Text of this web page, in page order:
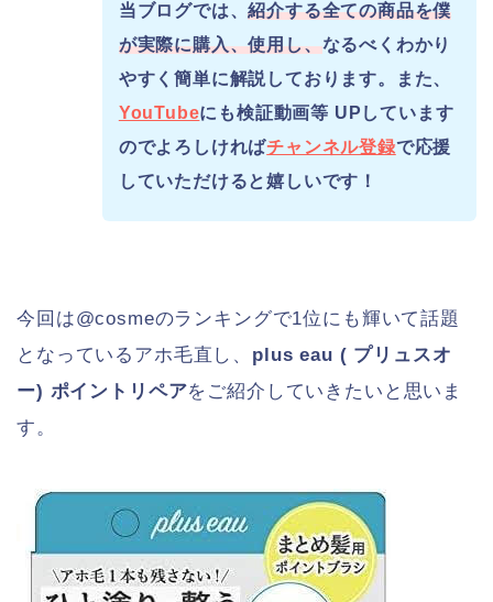
当ブログでは、紹介する全ての商品を僕
が実際に購入、使用し、なるべくわかり
やすく簡単に解説しております。また、
YouTubeにも検証動画等 UPしています
のでよろしければチャンネル登録で応援
していただけると嬉しいです！
今回は@cosmeのランキングで1位にも輝いて話題
となっているアホ毛直し、 plus eau ( プリュスオ
ー) ポイントリペアをご紹介していきたいと思いま
す。